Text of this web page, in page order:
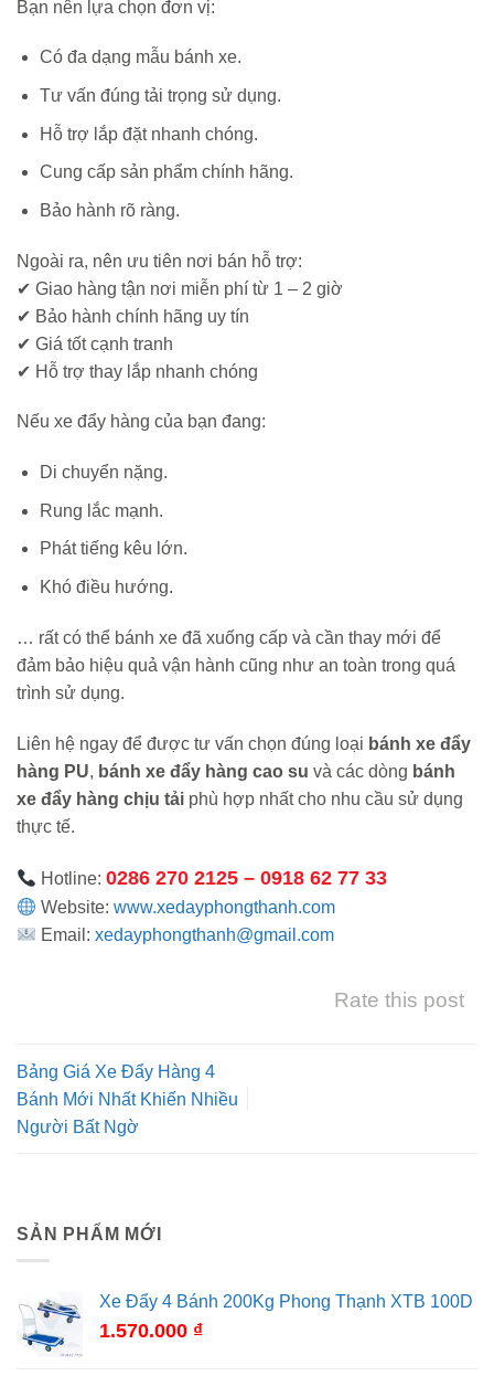
Bạn nên lựa chọn đơn vị:
Có đa dạng mẫu bánh xe.
Tư vấn đúng tải trọng sử dụng.
Hỗ trợ lắp đặt nhanh chóng.
Cung cấp sản phẩm chính hãng.
Bảo hành rõ ràng.
Ngoài ra, nên ưu tiên nơi bán hỗ trợ:
✔ Giao hàng tận nơi miễn phí từ 1 – 2 giờ
✔ Bảo hành chính hãng uy tín
✔ Giá tốt cạnh tranh
✔ Hỗ trợ thay lắp nhanh chóng
Nếu xe đẩy hàng của bạn đang:
Di chuyển nặng.
Rung lắc mạnh.
Phát tiếng kêu lớn.
Khó điều hướng.
… rất có thể bánh xe đã xuống cấp và cần thay mới để
đảm bảo hiệu quả vận hành cũng như an toàn trong quá
trình sử dụng.
Liên hệ ngay để được tư vấn chọn đúng loại bánh xe đẩy
hàng PU, bánh xe đẩy hàng cao su và các dòng bánh
xe đẩy hàng chịu tải phù hợp nhất cho nhu cầu sử dụng
thực tế.
Hotline:0286 270 2125 – 0918 62 77 33
Website:www.xedayphongthanh.com
Email:xedayphongthanh@gmail.com
Rate this post
Bảng Giá Xe Đẩy Hàng 4
Bánh Mới Nhất Khiến Nhiều
Người Bất Ngờ
SẢN PHẨM MỚI
Xe Đẩy 4 Bánh 200Kg Phong Thạnh XTB 100D
1.570.000 ₫